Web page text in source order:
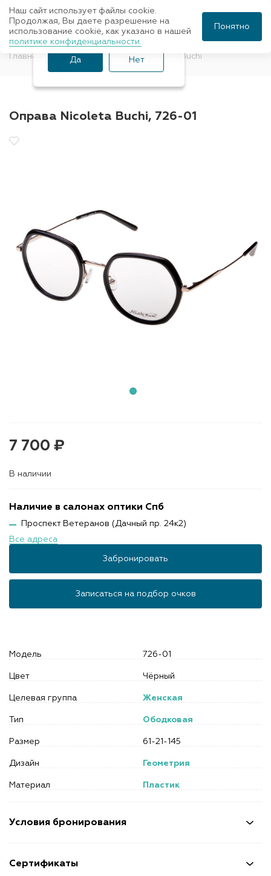
Главная Оправы для очков Nicoleta Buchi
Оправа Nicoleta Buchi, 726-01
Условия бронирования
Сертификаты
7 700 ₽
В наличии
Наличие в салонах оптики Спб
Проспект Ветеранов (Дачный пр. 24к2)
Все адреса
Забронировать
Записаться на подбор очков
Модель 726-01
Цвет Чёрный
Целевая группа Женская
Тип Ободковая
Размер 61-21-145
Дизайн Геометрия
Материал Пластик
Ваш город Санкт-
Петербург?
Да Нет
Наш сайт использует файлы cookie.
Продолжая, Вы даете разрешение на
использование cookie, как указано в нашей
политике конфиденциальности.
Понятно